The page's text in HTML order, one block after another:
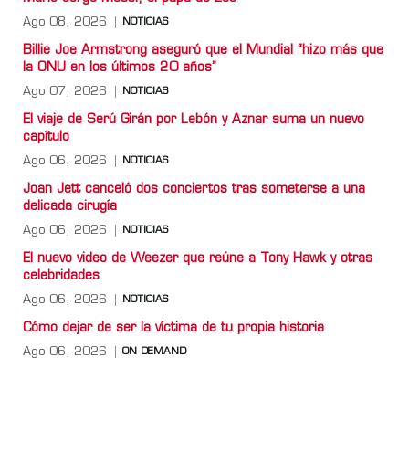
Ago 08, 2026 NOTICIAS
Billie Joe Armstrong aseguró que el Mundial “hizo más que
la ONU en los últimos 20 años”
Ago 07, 2026 NOTICIAS
El viaje de Serú Girán por Lebón y Aznar suma un nuevo
capítulo
Ago 06, 2026 NOTICIAS
Joan Jett canceló dos conciertos tras someterse a una
delicada cirugía
Ago 06, 2026 NOTICIAS
El nuevo video de Weezer que reúne a Tony Hawk y otras
celebridades
Ago 06, 2026 NOTICIAS
Cómo dejar de ser la víctima de tu propia historia
Ago 06, 2026 ON DEMAND